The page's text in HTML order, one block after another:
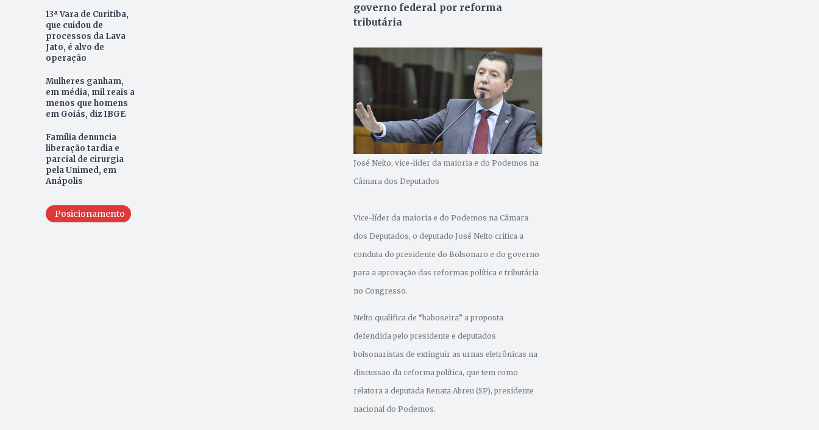
13ª Vara de Curitiba,
que cuidou de
processos da Lava
Jato, é alvo de
operação
Mulheres ganham,
em média, mil reais a
menos que homens
em Goiás, diz IBGE
Família denuncia
liberação tardia e
parcial de cirurgia
pela Unimed, em
Anápolis
Posicionamento
governo federal por reforma
tributária
José Nelto, vice-líder da maioria e do Podemos na
Câmara dos Deputados
Vice-líder da maioria e do Podemos na Câmara
dos Deputados, o deputado José Nelto critica a
conduta do presidente do Bolsonaro e do governo
para a aprovação das reformas política e tributária
no Congresso.
Nelto qualifica de “baboseira” a proposta
defendida pelo presidente e deputados
bolsonaristas de extinguir as urnas eletrônicas na
discussão da reforma política, que tem como
relatora a deputada Renata Abreu (SP), presidente
nacional do Podemos.